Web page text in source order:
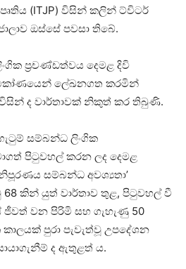
(ITJP) විසින් කලින් ට්විටර්
ඔස්සේ පවසා තිබේ.
ප්‍රචණ්ඩත්වය දෙමළ දිවි
ලේඛනගත කරමින්
විසින් ද වාර්තාවක් නිකුත් කර තිබුණි.
සම්බන්ධ ලිංගික
පිටුවහල් කරන ලද දෙමළ
සම්බන්ධ අවශ්‍යතා’
කින් යුත් වාර්තාව තුළ, පිටුවහල් වී
ජීවත් වන පිරිමි සහ ගැහැණු 50
පුරා පැවැත්වූ උපදේශන
ද ඇතුළත් ය.